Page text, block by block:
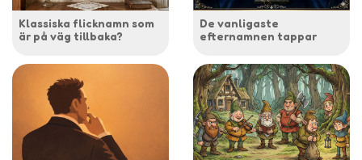
Klassiska flicknamn som
är på väg tillbaka?
De vanligaste
efternamnen tappar